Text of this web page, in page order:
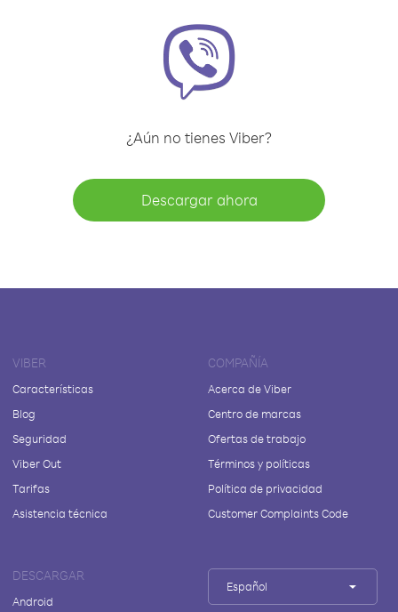
¿Aún no tienes Viber?
Descargar ahora
VIBER
Características
Blog
Seguridad
Viber Out
Tarifas
Asistencia técnica
COMPAÑÍA
Acerca de Viber
Centro de marcas
Ofertas de trabajo
Términos y políticas
Política de privacidad
Customer Complaints Code
DESCARGAR
Android
Español